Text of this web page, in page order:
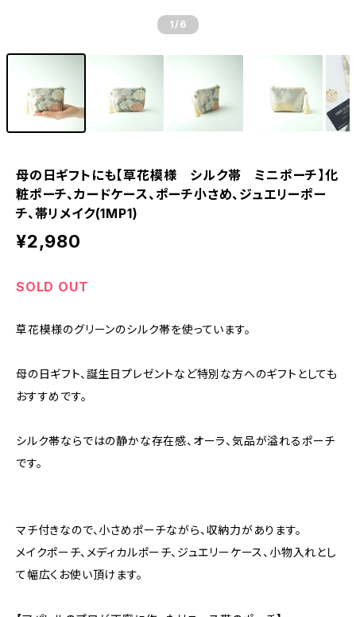
1 /6
母の日ギフトにも【草花模様 シルク帯 ミニポーチ】化
粧ポーチ、カードケース、ポーチ小さめ、ジュエリーポー
チ、帯リメイク(1MP1)
¥2,980
SOLD OUT
草花模様のグリーンのシルク帯を使っています。
母の日ギフト、誕生日プレゼントなど特別な方へのギフトとしても
おすすめです。
シルク帯ならではの静かな存在感、オーラ、気品が溢れるポーチ
です。
マチ付きなので、小さめポーチながら、収納力があります。
メイクポーチ、メディカルポーチ、ジュエリーケース、小物入れとし
て幅広くお使い頂けます。